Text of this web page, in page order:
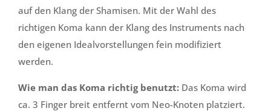
auf den Klang der Shamisen. Mit der Wahl des
richtigen Koma kann der Klang des Instruments nach
den eigenen Idealvorstellungen fein modifiziert
werden.
Wie man das Koma richtig benutzt: Das Koma wird
ca. 3 Finger breit entfernt vom Neo-Knoten platziert.